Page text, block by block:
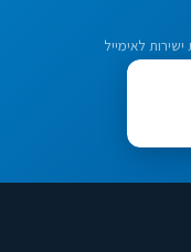
לאימייל